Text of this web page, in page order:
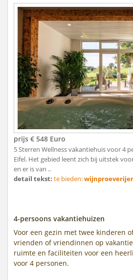
prijs € 548 Euro
5 Sterren Wellness vakantiehuis voor 4
Eifel. Het gebied leent zich bij uitstek
en er is van ..
detail tekst: te bieden:
4-persoons vakantiehuizen
Voor een gezin met twee kinderen
vrienden of vriendinnen op
ruimte en faciliteiten voor een
voor 4 personen.